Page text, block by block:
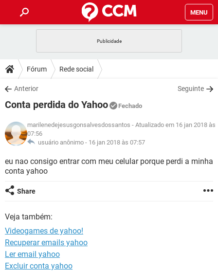
MENU
CELULAR
OUTLOOK
INSTAGRAM GMAIL
GUIA DE COMPRAS
DICAS
JOGOS
INSTAGRAM
GUIA DE COMPRAS
DOWNLOADS
JOGOS WHATSAPP
CELULAR FACEBOOK
OUTLOOK EXCEL
GUIA DE COMPRAS
JOGOS
CELULAR FACEBOOK
OUTLOOK EXCEL
GUIA DE COMPRAS
GLOSSÁRIO
CELULAR
OUTLOOK
GUIA DE COMPRAS
Fórum Rede social
Anterior Seguinte
Conta perdida do Yahoo Fechado
marilenedejesusgonsalvesdossantos - Atualizado em 16 jan 2018 às
07:56
usuário anônimo - 16 jan 2018 às 07:57
eu nao consigo entrar com meu celular porque perdi a minha
conta yahoo
Share
Veja também:
Videogames de yahoo!
Recuperar emails yahoo
Ler email yahoo
Excluir conta yahoo